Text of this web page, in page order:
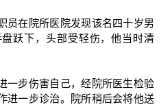
在院所医院发现该名四十岁男
跃下，头部受轻伤，他当时清
步伤害自己，经院所医生检验
进一步诊治。院所稍后会将他送